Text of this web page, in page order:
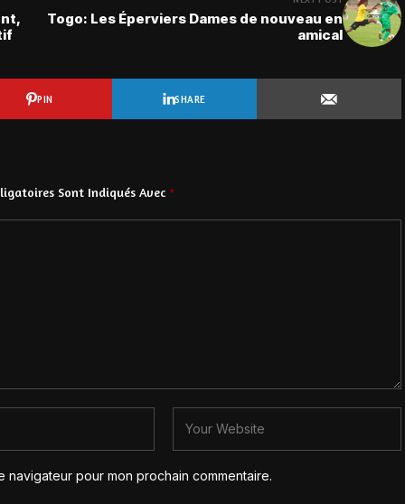
Togo: Les Éperviers Dames de nouveau en
amical
PIN SHARE
Sont Indiqués Avec *
navigateur pour mon prochain commentaire.